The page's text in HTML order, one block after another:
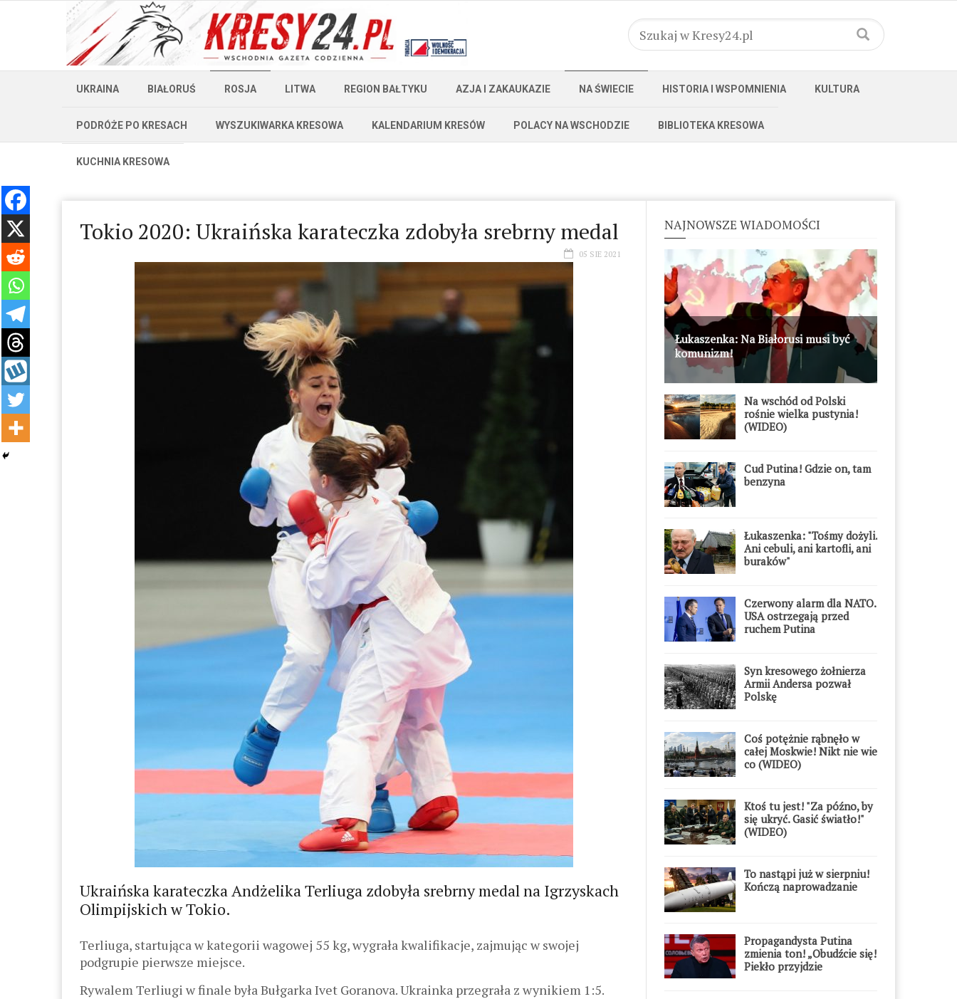
UKRAINA BIAŁORUŚ ROSJA LITWA REGION BAŁTYKU AZJA I ZAKAUKAZIE NA ŚWIECIE HISTORIA I WSPOMNIENIA KULTURA
PODRÓŻE PO KRESACH WYSZUKIWARKA KRESOWA KALENDARIUM KRESÓW POLACY NA WSCHODZIE BIBLIOTEKA KRESOWA
KUCHNIA KRESOWA
Tokio 2020: Ukraińska karateczka zdobyła srebrny medal
05 SIE 2021
Ukraińska karateczka Andżelika Terliuga zdobyła srebrny medal na Igrzyskach
Olimpijskich w Tokio.
Terliuga, startująca w kategorii wagowej 55 kg, wygrała kwalifikacje, zajmując w swojej
podgrupie pierwsze miejsce.
Rywalem Terliugi w finale była Bułgarka Ivet Goranova. Ukrainka przegrała z wynikiem 1:5.
NAJNOWSZE WIADOMOŚCI
Łukaszenka: Na Białorusi musi być
komunizm!
Na wschód od Polski
rośnie wielka pustynia!
(WIDEO)
Cud Putina! Gdzie on, tam
benzyna
Łukaszenka: "Tośmy dożyli.
Ani cebuli, ani kartofli, ani
buraków"
Czerwony alarm dla NATO.
USA ostrzegają przed
ruchem Putina
Syn kresowego żołnierza
Armii Andersa pozwał
Polskę
Coś potężnie rąbnęło w
całej Moskwie! Nikt nie wie
co (WIDEO)
Ktoś tu jest! "Za późno, by
się ukryć. Gasić światło!"
(WIDEO)
To nastąpi już w sierpniu!
Kończą naprowadzanie
Propagandysta Putina
zmienia ton! „Obudźcie się!
Piekło przyjdzie